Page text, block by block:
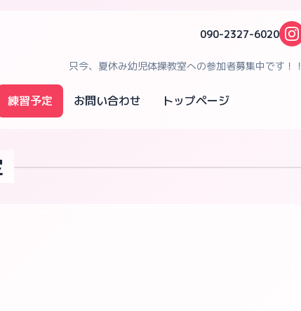
090-2327-6020
只今、夏休み幼児体操教室への参加者募集中です！！
練習予定 お問い合わせ トップページ